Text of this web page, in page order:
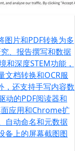
图片和PDF转换为多
、报告撰写和数据
深度STEM功能，
文档转换和OCR服
，还支持手写内容数
动的PDF阅读器和
应用和Chrome扩
自动命名和元数据
备上的屏幕截图图